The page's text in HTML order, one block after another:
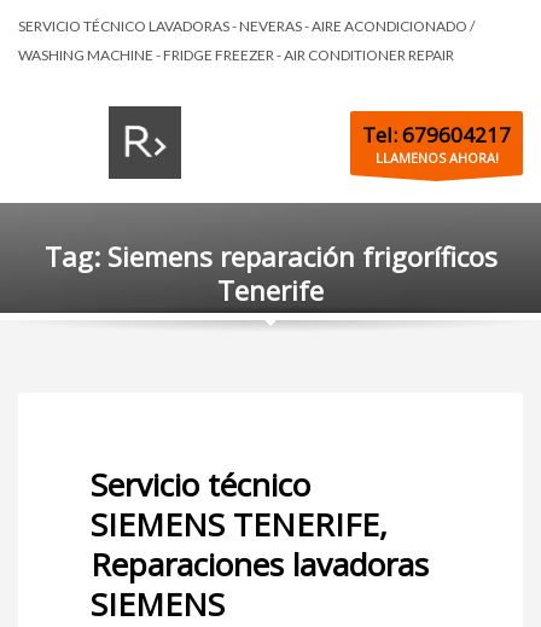
SERVICIO TÉCNICO LAVADORAS - NEVERAS - AIRE ACONDICIONADO /
WASHING MACHINE - FRIDGE FREEZER - AIR CONDITIONER REPAIR
Tel: 679604217
LLAMENOS AHORA!
Tag: Siemens reparación frigoríficos
Tenerife
Servicio técnico
SIEMENS TENERIFE,
Reparaciones lavadoras
SIEMENS